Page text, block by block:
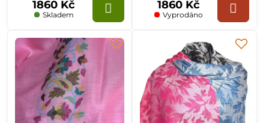
Skladem
1860 Kč
Vyprodáno
1860 Kč